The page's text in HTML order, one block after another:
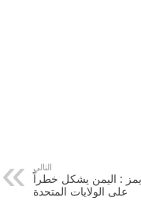
التالي
: اليمن يشكل خطراً
على الولايات المتحدة